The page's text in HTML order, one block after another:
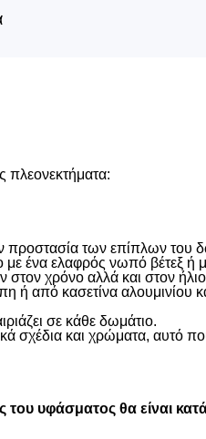
πλεονεκτήματα:
προστασία των επίπλων του
με ένα ελαφρός νωπό βέτεξ ή
χρόνο αλλά και στον
από κασετίνα αλουμινίου
σε κάθε δωμάτιο.
σχέδια και χρώματα, αυτό
υφάσματος θα είναι